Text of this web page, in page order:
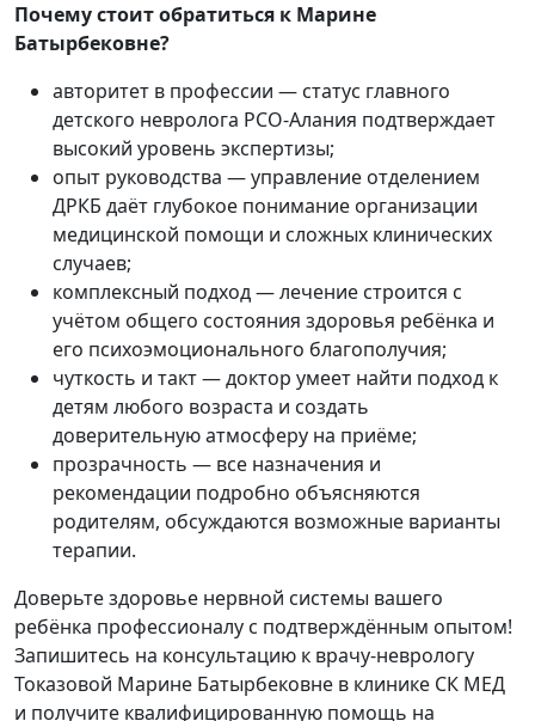
Почему стоит обратиться к Марине
Батырбековне?
авторитет в профессии — статус главного
детского невролога РСО‑Алания подтверждает
высокий уровень экспертизы;
опыт руководства — управление отделением
ДРКБ даёт глубокое понимание организации
медицинской помощи и сложных клинических
случаев;
комплексный подход — лечение строится с
учётом общего состояния здоровья ребёнка и
его психоэмоционального благополучия;
чуткость и такт — доктор умеет найти подход к
детям любого возраста и создать
доверительную атмосферу на приёме;
прозрачность — все назначения и
рекомендации подробно объясняются
родителям, обсуждаются возможные варианты
терапии.
Доверьте здоровье нервной системы вашего
ребёнка профессионалу с подтверждённым опытом!
Запишитесь на консультацию к врачу‑неврологу
Токазовой Марине Батырбековне в клинике СК МЕД
и получите квалифицированную помощь на